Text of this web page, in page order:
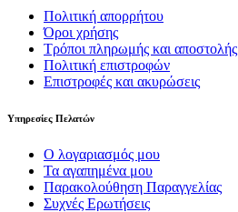
Πολιτική απορρήτου
Όροι χρήσης
Τρόποι πληρωμής και αποστολής
Πολιτική επιστροφών
Επιστροφές και ακυρώσεις
Υπηρεσίες Πελατών
Ο λογαριασμός μου
Τα αγαπημένα μου
Παρακολούθηση Παραγγελίας
Συχνές Ερωτήσεις